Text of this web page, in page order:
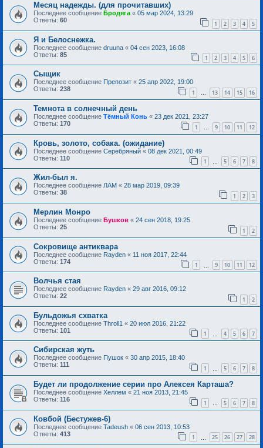
Месяц надежды. (для прочитавших)
Последнее сообщение Бродяга « 05 мар 2024, 13:29
Ответы: 60 1 2 3 4 5
Я и Белоснежка.
Последнее сообщение druuna « 04 сен 2023, 16:08
Ответы: 85 1 2 3 4 5 6
Сыщик
Последнее сообщение Препозит « 25 апр 2022, 19:00
Ответы: 238 1 … 13 14 15 16
Темнота в солнечный день
Последнее сообщение Тёмный Конь « 23 дек 2021, 23:27
Ответы: 170 1 … 9 10 11 12
Кровь, золото, собака. (ожидание)
Последнее сообщение Серебряный « 08 дек 2021, 00:49
Ответы: 110 1 5 6 7 8
Жил-был я.
Последнее сообщение ЛАМ « 28 мар 2019, 09:39
Ответы: 38 1 2 3
Мерлин Монро
Последнее сообщение Бушков « 24 сен 2018, 19:25
Ответы: 25 1 2
Сокровище антиквара
Последнее сообщение Rayden « 11 ноя 2017, 22:44
Ответы: 174 1 9 10 11 12
Волчья стая
Последнее сообщение Rayden « 29 авг 2016, 09:12
Ответы: 22 1 2
Бульдожья схватка
Последнее сообщение Throll1 « 20 июл 2016, 21:22
Ответы: 101 1 4 5 6 7
Сибирская жуть
Последнее сообщение Пушок « 30 апр 2015, 18:40
Ответы: 111 1 5 6 7 8
Будет ли продолжение серии про Алексея Карташа?
Последнее сообщение Хеллем « 21 ноя 2013, 21:45
Ответы: 116 1 … 5 6 7 8
Ковбой (Бестужев-6)
Последнее сообщение Tadeush « 06 сен 2013, 10:53
Ответы: 413 1 25 26 27 28